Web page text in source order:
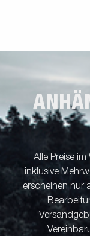
Alle Preise
inklusive
erscheinen nur